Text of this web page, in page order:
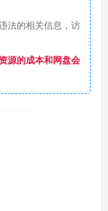
法的相关信息，访
源的成本和网盘会